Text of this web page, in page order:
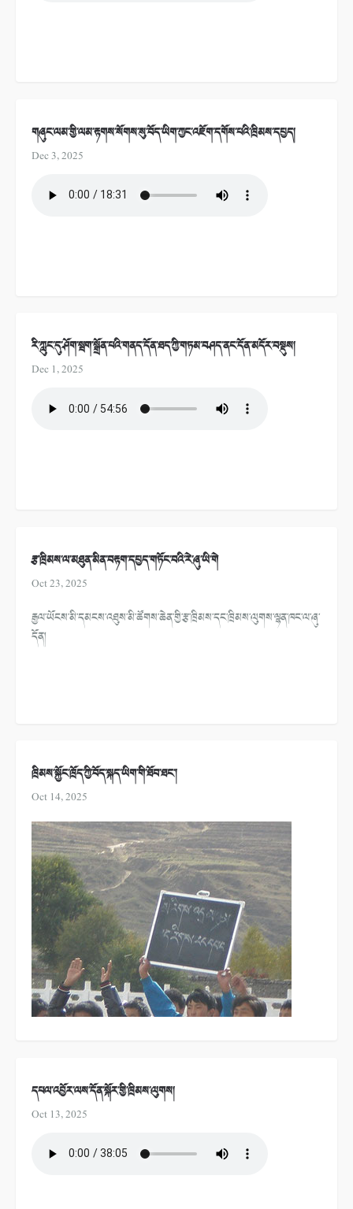
གཞུང་ལམ་གྱི་ལམ་རྟགས་སོགས་སུ་བོད་ཡིག་ཀྱང་འཇོག་དགོས་པའི་ཁྲིམས་དཔྱད།
Dec 3, 2025
རི་ཀླུང་དུ་ཤོག་སྦག་སྒྲོན་པའི་གནད་དོན་ཐད་ཀྱི་གཏམ་བཤད་ནང་དོན་མདོར་བསྡུས།
Dec 1, 2025
རྩ་ཁྲིམས་ལ་མཐུན་མིན་བརྟག་དཔྱད་གཏོང་བའི་རེ་ཞུ་ཡི་གེ
Oct 23, 2025
རྒྱལ་ཡོངས་མི་དམངས་འཐུས་མི་ཚོགས་ཆེན་གྱི་རྩ་ཁྲིམས་དང་ཁྲིམས་ལུགས་ལྷན་ཁང་ལ་ཞུ་
དོན།
ཁྲིམས་སྐྱོང་ཁྲོད་ཀྱི་བོད་སྐད་ཡིག་གི་ཐོབ་ཐང་།
Oct 14, 2025
དཔལ་འབྱོར་ལས་དོན་སྐོར་གྱི་ཁྲིམས་ལུགས།
Oct 13, 2025